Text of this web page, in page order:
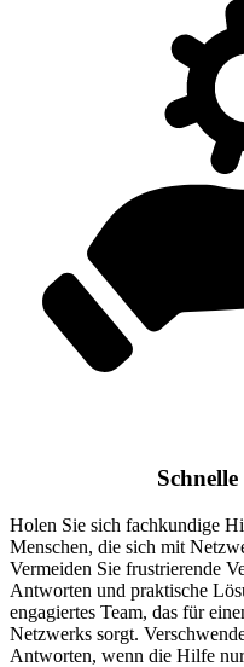
Holen Sie sich fachkundige
Menschen, die sich mit
Vermeiden Sie frustrierende
Antworten und praktische
engagiertes Team, das für
Netzwerks sorgt.
Antworten, wenn die Hilfe